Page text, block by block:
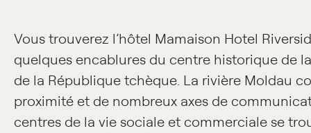
Vous trouverez l’hôtel Mamaison Hotel
quelques encablures du centre historique de
de la République tchèque. La rivière Moldau
proximité et de nombreux axes de
centres de la vie sociale et commerciale se